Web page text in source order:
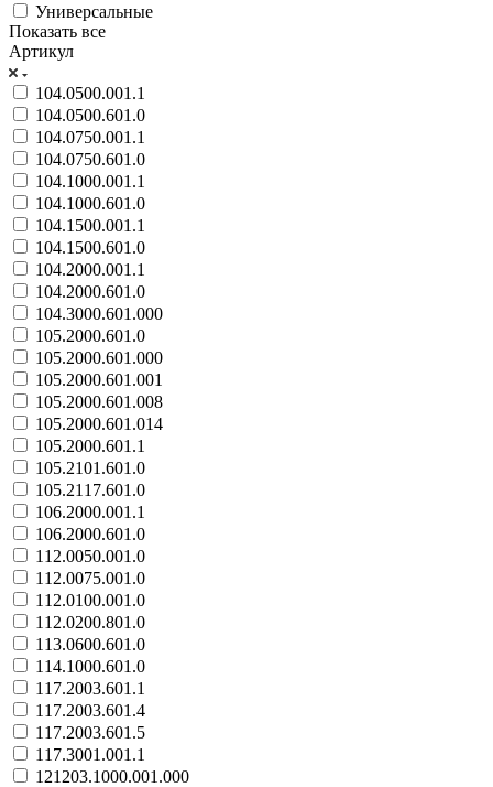
Универсальные
Показать все
Артикул
104.0500.001.1
104.0500.601.0
104.0750.001.1
104.0750.601.0
104.1000.001.1
104.1000.601.0
104.1500.001.1
104.1500.601.0
104.2000.001.1
104.2000.601.0
104.3000.601.000
105.2000.601.0
105.2000.601.000
105.2000.601.001
105.2000.601.008
105.2000.601.014
105.2000.601.1
105.2101.601.0
105.2117.601.0
106.2000.001.1
106.2000.601.0
112.0050.001.0
112.0075.001.0
112.0100.001.0
112.0200.801.0
113.0600.601.0
114.1000.601.0
117.2003.601.1
117.2003.601.4
117.2003.601.5
117.3001.001.1
121203.1000.001.000